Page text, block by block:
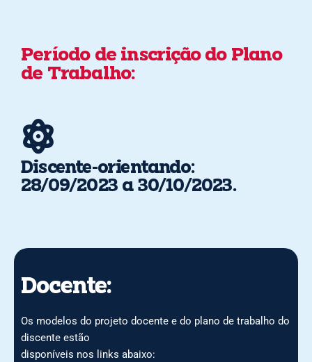
Período de inscrição do Plano
de Trabalho:
Discente-orientando:
28/09/2023 a 30/10/2023.
Docente:
Os modelos do projeto docente e do plano de trabalho do
discente estão
disponíveis nos links abaixo: